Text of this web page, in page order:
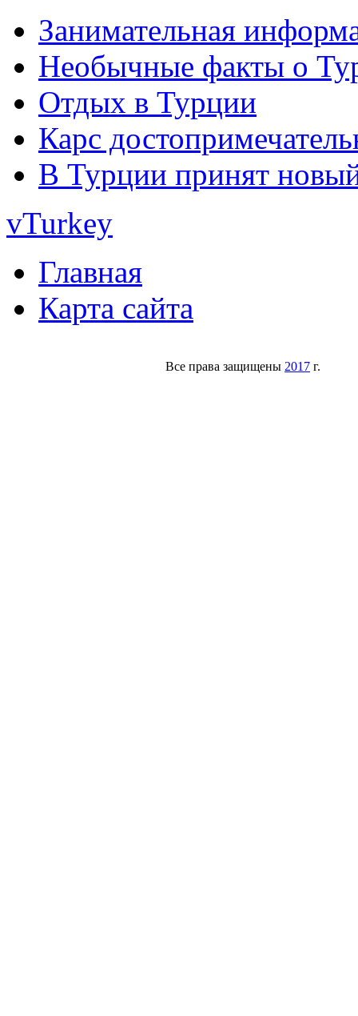
Занимательная
Необычные факты о
Отдых в Турции
Карс
В Турции принят
vTurkey
Главная
Карта сайта
Все права защищены 2017 г.